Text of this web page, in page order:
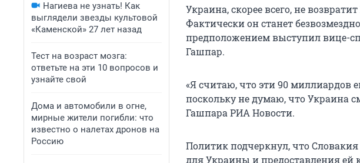
Нагиева не узнать! Как
выглядели звезды культовой
«Каменской» 27 лет назад
Тест на возраст мозга:
ответьте на эти 10 вопросов и
узнайте свой
Дома и автомобили в огне,
мирные жители погибли: что
известно о налетах дронов на
Россию
Украина, скорее всего, не
Фактически он станет
предположением выступил вице-
Гашпар.
«Я считаю, что эти 90 миллиардов
поскольку не думаю, что Украина
Гашпара РИА Новости.
Политик подчеркнул, что
для Украины и предоставления ей